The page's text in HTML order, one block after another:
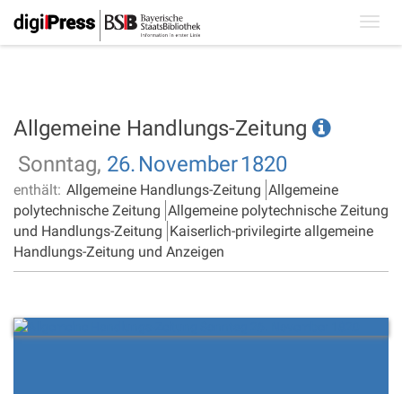
Allgemeine Handlungs-Zeitung
Sonntag, 26. November1820
enthält: Allgemeine Handlungs-Zeitung Allgemeine
polytechnische Zeitung Allgemeine polytechnische Zeitung
und Handlungs-Zeitung Kaiserlich-privilegirte allgemeine
Handlungs-Zeitung und Anzeigen